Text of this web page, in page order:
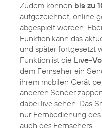
Zudem können bis zu
aufgezeichnet, online
abgespielt werden.
Funktion kann das
und später fortgesetzt
Funktion ist die Live-
dem Fernseher ein
ihrem mobilen Gerät
anderen Sender
dabei live sehen. Das
nur Fernbedienung
auch des Fernsehers.